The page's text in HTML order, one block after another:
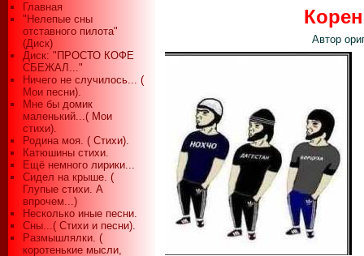
Главная
"Нелепые сны
отставного пилота"
(Диск)
Диск: "ПРОСТО КОФЕ
СБЕЖАЛ..."
Ничего не случилось... (
Мои песни).
Мне бы домик
маленький...( Мои
стихи).
Родина моя. ( Стихи).
Катюшины стихи.
Ещё немного лирики...
Сидел на крыше. (
Глупые стихи. А
впрочем...)
Несколько иные песни.
Сны...( Стихи и песни).
Размышлялки. (
коротенькие мысли,
Автор